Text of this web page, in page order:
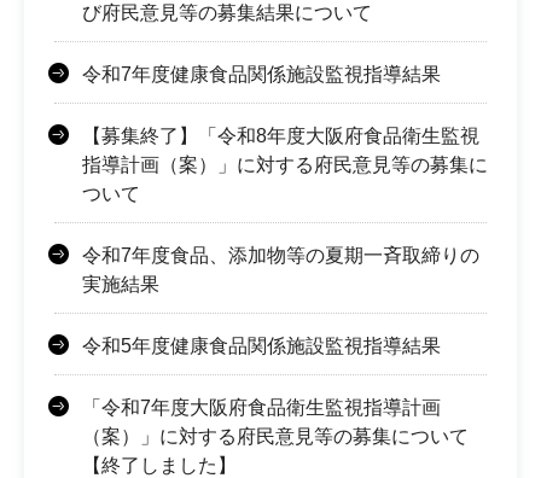
び府民意見等の募集結果について
令和7年度健康食品関係施設監視指導結果
【募集終了】「令和8年度大阪府食品衛生監視
指導計画（案）」に対する府民意見等の募集に
ついて
令和7年度食品、添加物等の夏期一斉取締りの
実施結果
令和5年度健康食品関係施設監視指導結果
「令和7年度大阪府食品衛生監視指導計画
（案）」に対する府民意見等の募集について
【終了しました】